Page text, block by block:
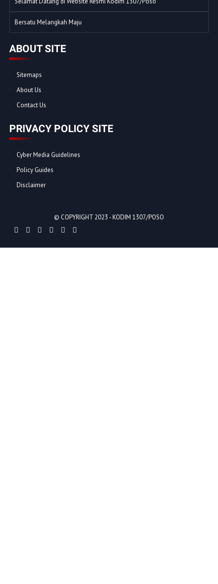
Bersatu Melangkah Maju
ABOUT SITE
Sitemaps
About Us
Contact Us
PRIVACY POLICY SITE
Cyber Media Guidelines
Policy Guides
Disclaimer
© COPYRIGHT 2023 -KODIM 1307/POSO